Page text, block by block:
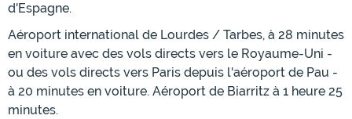
d'Espagne.
Aéroport international de Lourdes / Tarbes, à 28 minutes
en voiture avec des vols directs vers le Royaume-Uni -
ou des vols directs vers Paris depuis l'aéroport de Pau -
à 20 minutes en voiture. Aéroport de Biarritz à 1 heure 25
minutes.